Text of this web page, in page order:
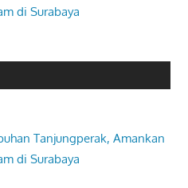
di Surabaya
Tanjungperak, Amankan
di Surabaya